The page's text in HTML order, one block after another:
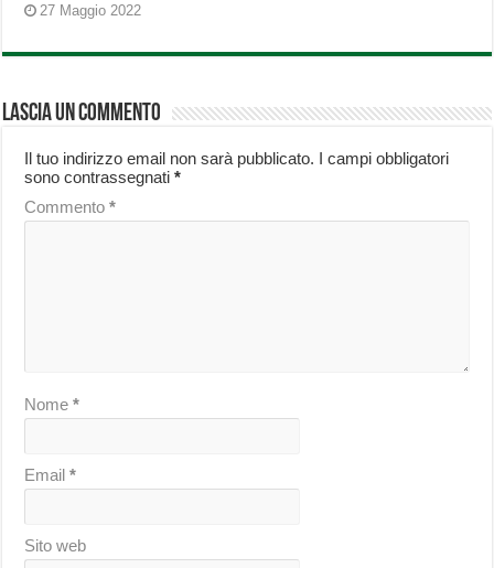
27 Maggio 2022
Lascia un commento
Il tuo indirizzo email non sarà pubblicato. I campi obbligatori
sono contrassegnati*
Commento*
Nome*
Email*
Sito web